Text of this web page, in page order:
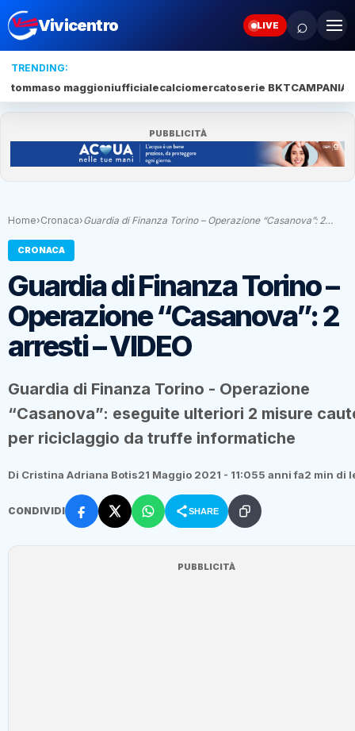
Vivicentro LIVE ⌕
TRENDING:
tommaso maggioniufficialecalciomercatoserie BKTCAMPANIA
PUBBLICITÀ
Home›Cronaca›Guardia di Finanza Torino – Operazione “Casanova”: 2…
CRONACA
Guardia di Finanza Torino –
Operazione “Casanova”: 2
arresti – VIDEO
Guardia di Finanza Torino - Operazione
“Casanova”: eseguite ulteriori 2 misure
per riciclaggio da truffe informatiche
Di Cristina Adriana Botis21 Maggio 2021 - 11:055 anni fa2 min di
CONDIVIDI SHARE
PUBBLICITÀ